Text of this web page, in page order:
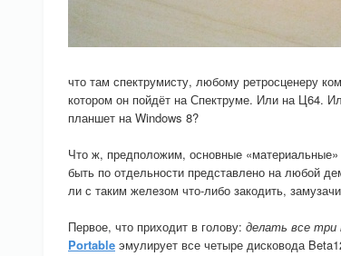
что там спектрумисту, любому ретросценеру
котором он пойдёт на Спектруме. Или на Ц64.
планшет на Windows 8?
Что ж, предположим, основные
быть по отдельности представлено на любой
ли с таким железом что-либо закодить,
Первое, что приходит в голову: делать все три
Portable эмулирует все четыре дисковода